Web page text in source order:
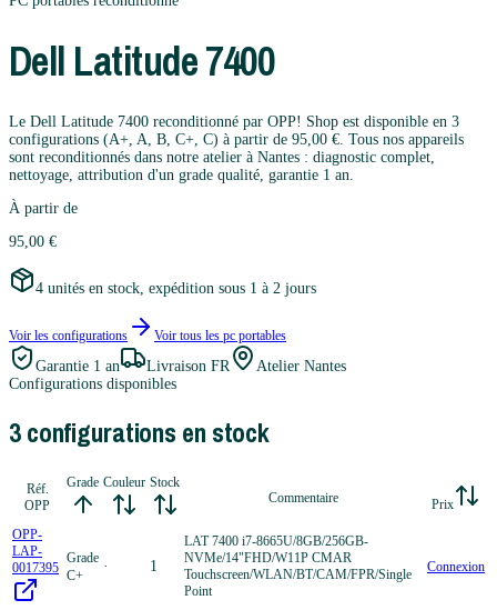
Dell Latitude 7400
Le Dell Latitude 7400 reconditionné par OPP! Shop est disponible en 3
configurations (A+, A, B, C+, C) à partir de 95,00 €. Tous nos appareils
sont reconditionnés dans notre atelier à Nantes : diagnostic complet,
nettoyage, attribution d'un grade qualité, garantie 1 an.
À partir de
95,00 €
4 unités en stock, expédition sous 1 à 2 jours
Voir les configurations Voir tous les pc portables
Garantie 1 an Livraison FR
Atelier Nantes
Configurations disponibles
3configurations en stock
Réf.
OPP
Grade Couleur Stock
Commentaire
Prix
OPP-
LAP-
0017395
Grade
C+
· 1
LAT 7400 i7-8665U/8GB/256GB-
NVMe/14"FHD/W11P CMAR
Touchscreen/WLAN/BT/CAM/FPR/Single
Point
Connexion